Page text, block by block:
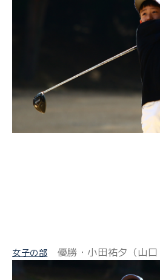
女子の部 優勝・小田祐夕（山口